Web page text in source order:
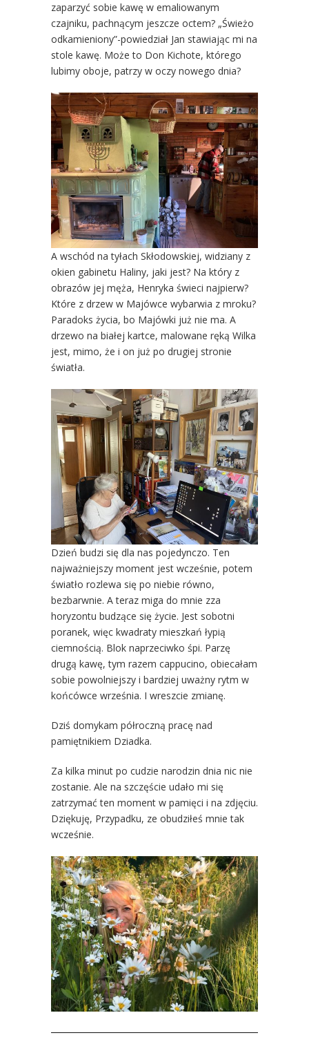
zaparzyć sobie kawę w emaliowanym
czajniku, pachnącym jeszcze octem? „Świeżo
odkamieniony”-powiedział Jan stawiając mi na
stole kawę. Może to Don Kichote, którego
lubimy oboje, patrzy w oczy nowego dnia?
A wschód na tyłach Skłodowskiej, widziany z
okien gabinetu Haliny, jaki jest? Na który z
obrazów jej męża, Henryka świeci najpierw?
Które z drzew w Majówce wybarwia z mroku?
Paradoks życia, bo Majówki już nie ma. A
drzewo na białej kartce, malowane ręką Wilka
jest, mimo, że i on już po drugiej stronie
światła.
Dzień budzi się dla nas pojedynczo. Ten
najważniejszy moment jest wcześnie, potem
światło rozlewa się po niebie równo,
bezbarwnie. A teraz miga do mnie zza
horyzontu budzące się życie. Jest sobotni
poranek, więc kwadraty mieszkań łypią
ciemnością. Blok naprzeciwko śpi. Parzę
drugą kawę, tym razem cappucino, obiecałam
sobie powolniejszy i bardziej uważny rytm w
końcówce września. I wreszcie zmianę.
Dziś domykam półroczną pracę nad
pamiętnikiem Dziadka.
Za kilka minut po cudzie narodzin dnia nic nie
zostanie. Ale na szczęście udało mi się
zatrzymać ten moment w pamięci i na zdjęciu.
Dziękuję, Przypadku, ze obudziłeś mnie tak
wcześnie.